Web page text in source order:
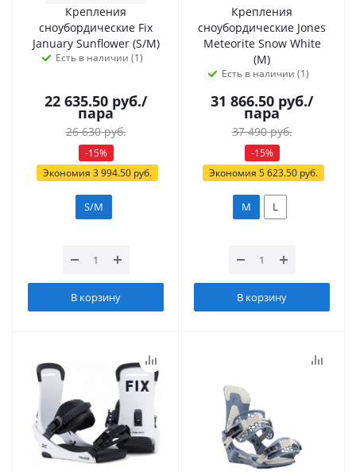
Крепления
сноубордические Fix
January Sunflower (S/M)
Есть в наличии (1)
22 635.50 руб./
пара
26 630руб.
-15%
Экономия 3 994.50руб.
S/M
В корзину
Крепления
сноубордические Jones
Meteorite Snow White
(M)
Есть в наличии (1)
31 866.50 руб./
пара
37 490руб.
-15%
Экономия 5 623.50руб.
M L
В корзину